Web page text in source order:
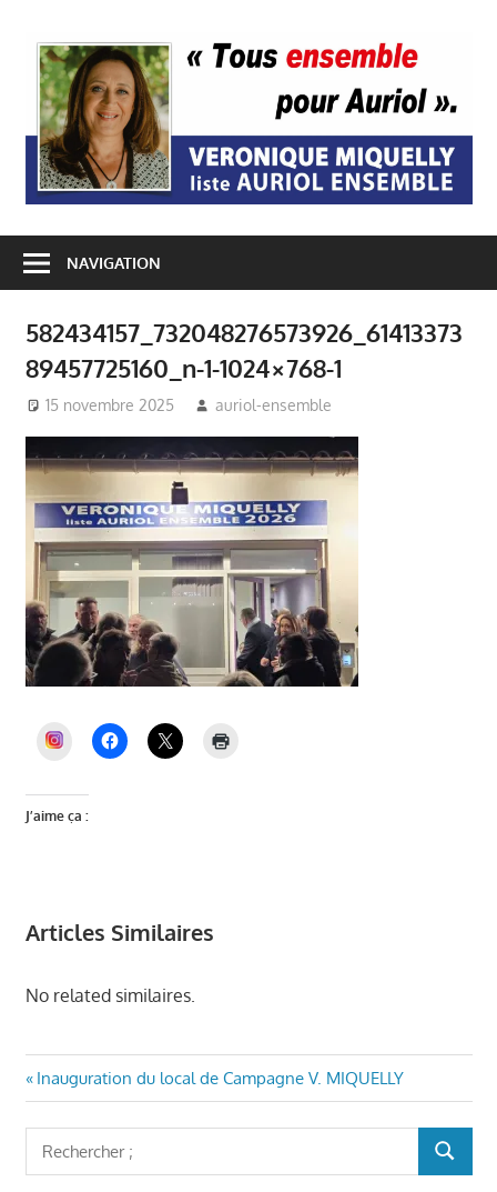
contenu
NAVIGATION
582434157_732048276573926_61413373
89457725160_n-1-1024×768-1
15 novembre 2025 auriol-ensemble
INSTAGRAM
J’aime ça :
Articles Similaires
No related similaires.
Navigation
de
l’article
Article
précédent
:
Inauguration du local de Campagne V. MIQUELLY